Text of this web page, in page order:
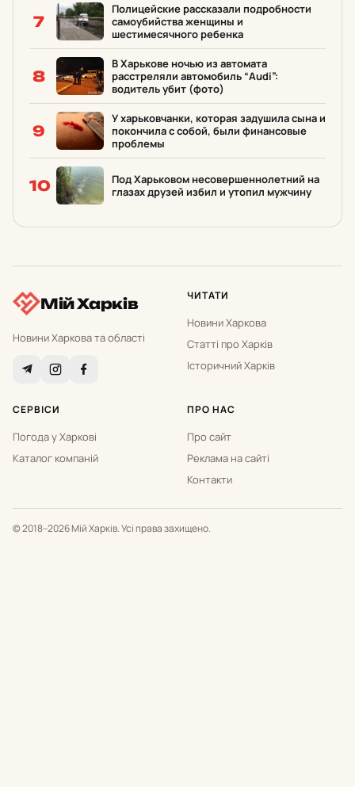
7
Полицейские рассказали подробности
самоубийства женщины и
шестимесячного ребенка
8
В Харькове ночью из автомата
расстреляли автомобиль “Audi”:
водитель убит (фото)
9
У харьковчанки, которая задушила сына и
покончила с собой, были финансовые
проблемы
10
Под Харьковом несовершеннолетний на
глазах друзей избил и утопил мужчину
Мій Харків
Новини Харкова та області
ЧИТАТИ
Новини Харкова
Статті про Харків
Історичний Харків
СЕРВІСИ
Погода у Харкові
Каталог компаній
ПРО НАС
Про сайт
Реклама на сайті
Контакти
© 2018–2026 Мій Харків. Усі права захищено.